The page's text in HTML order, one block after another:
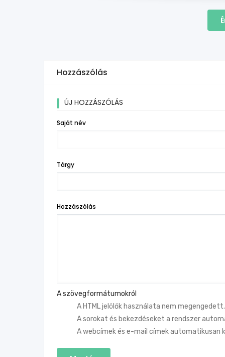
Hozzászólás
ÚJ HOZZÁSZÓLÁS
Saját név
Tárgy
Hozzászólás
A szövegformátumokról
A HTML jelölők használata nem megengedett.
A sorokat és bekezdéseket a rendszer
A webcímek és e-mail címek